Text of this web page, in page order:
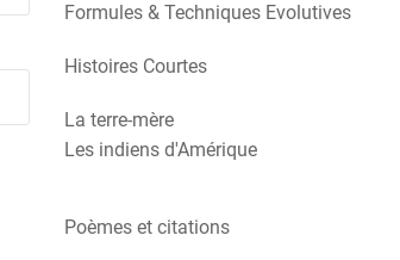
Formules & Techniques Evolutives
Histoires Courtes
La terre-mère
Les indiens d'Amérique
Poèmes et citations